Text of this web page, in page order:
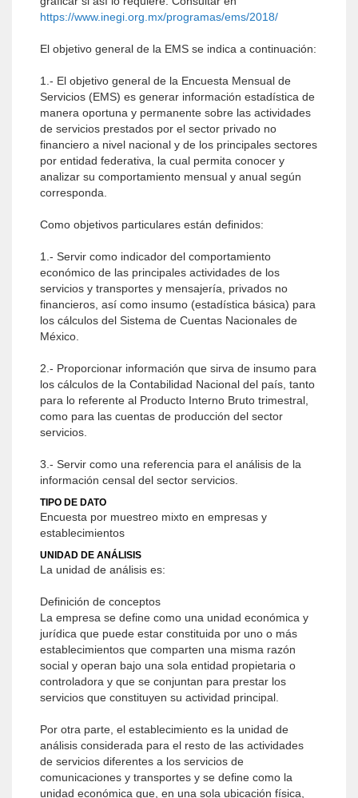
https://www.inegi.org.mx/programas/ems/2018/
El objetivo general de la EMS se indica a continuación:
1.- El objetivo general de la Encuesta Mensual de
Servicios (EMS) es generar información estadística de
manera oportuna y permanente sobre las actividades
de servicios prestados por el sector privado no
financiero a nivel nacional y de los principales sectores
por entidad federativa, la cual permita conocer y
analizar su comportamiento mensual y anual según
corresponda.
Como objetivos particulares están definidos:
1.- Servir como indicador del comportamiento
económico de las principales actividades de los
servicios y transportes y mensajería, privados no
financieros, así como insumo (estadística básica) para
los cálculos del Sistema de Cuentas Nacionales de
México.
2.- Proporcionar información que sirva de insumo para
los cálculos de la Contabilidad Nacional del país, tanto
para lo referente al Producto Interno Bruto trimestral,
como para las cuentas de producción del sector
servicios.
3.- Servir como una referencia para el análisis de la
información censal del sector servicios.
TIPO DE DATO
Encuesta por muestreo mixto en empresas y
establecimientos
UNIDAD DE ANÁLISIS
La unidad de análisis es:
Definición de conceptos
La empresa se define como una unidad económica y
jurídica que puede estar constituida por uno o más
establecimientos que comparten una misma razón
social y operan bajo una sola entidad propietaria o
controladora y que se conjuntan para prestar los
servicios que constituyen su actividad principal.
Por otra parte, el establecimiento es la unidad de
análisis considerada para el resto de las actividades
de servicios diferentes a los servicios de
comunicaciones y transportes y se define como la
unidad económica que, en una sola ubicación física,